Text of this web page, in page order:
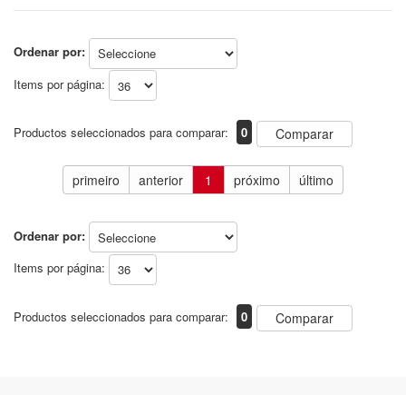
Ordenar por:
Items por página:
Productos seleccionados para comparar: 0 Comparar
primeiro anterior 1 próximo último
Ordenar por:
Items por página:
Productos seleccionados para comparar: 0 Comparar